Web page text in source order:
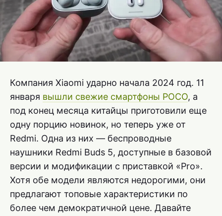
Компания Xiaomi ударно начала 2024 год. 11
января вышли свежие смартфоны POCO, а
под конец месяца китайцы приготовили еще
одну порцию новинок, но теперь уже от
Redmi. Одна из них — беспроводные
наушники Redmi Buds 5, доступные в базовой
версии и модификации с приставкой «Pro».
Хотя обе модели являются недорогими, они
предлагают топовые характеристики по
более чем демократичной цене. Давайте